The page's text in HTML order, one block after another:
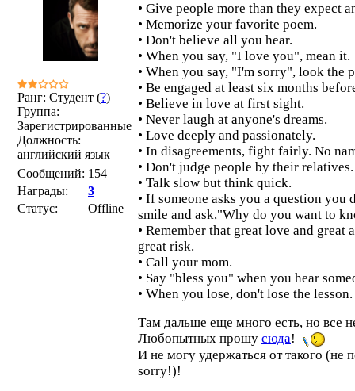
Ранг: Студент (?)
Группа:
Зарегистрированные
Должность:
английский язык
Сообщений: 154
Награды:
3
Статус:
Offline
• Give people more than they expect
• Memorize your favorite poem.
• Don't believe all you hear.
• When you say, "I love you", mean it.
• When you say, "I'm sorry", look the
• Be engaged at least six months
• Believe in love at first sight.
• Never laugh at anyone's dreams.
• Love deeply and passionately.
• In disagreements, fight fairly. No
• Don't judge people by their relatives.
• Talk slow but think quick.
• If someone asks you a question you
smile and ask,"Why do you want to
• Remember that great love and great
great risk.
• Call your mom.
• Say "bless you" when you hear
• When you lose, don't lose the lesson.
Там дальше еще много есть, но все
Любопытных прошу сюда!
И не могу удержаться от такого (не
sorry!)!